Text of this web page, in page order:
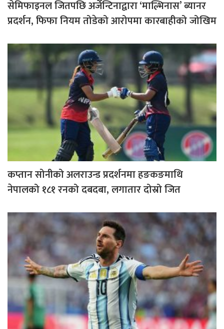
सेमिफाइनल जितपछि अर्जेन्टिनाद्वारा ‘माल्भिनास’ ब्यानर
प्रदर्शन, फिफा नियम तोडेको आरोपमा कारबाहीको जोखिम
कप्तान सोनीको अलराउन्ड प्रदर्शनमा हङकङमाथि
नेपालको १८१ रनको दबदबा, लगातार दोस्रो जित